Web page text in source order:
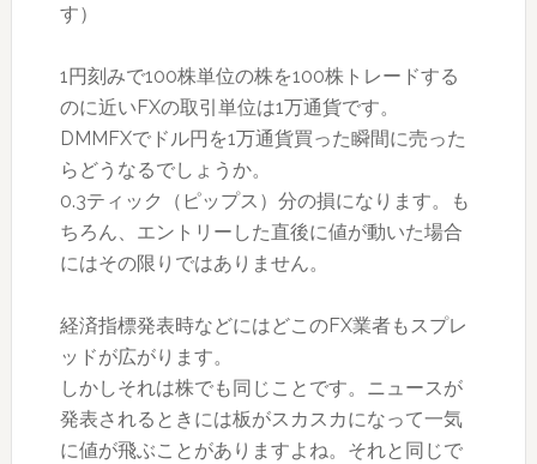
す）
1円刻みで100株単位の株を100株トレードする
のに近いFXの取引単位は1万通貨です。
DMMFXでドル円を1万通貨買った瞬間に売った
らどうなるでしょうか。
0.3ティック（ピップス）分の損になります。も
ちろん、エントリーした直後に値が動いた場合
にはその限りではありません。
経済指標発表時などにはどこのFX業者もスプレ
ッドが広がります。
しかしそれは株でも同じことです。ニュースが
発表されるときには板がスカスカになって一気
に値が飛ぶことがありますよね。それと同じで